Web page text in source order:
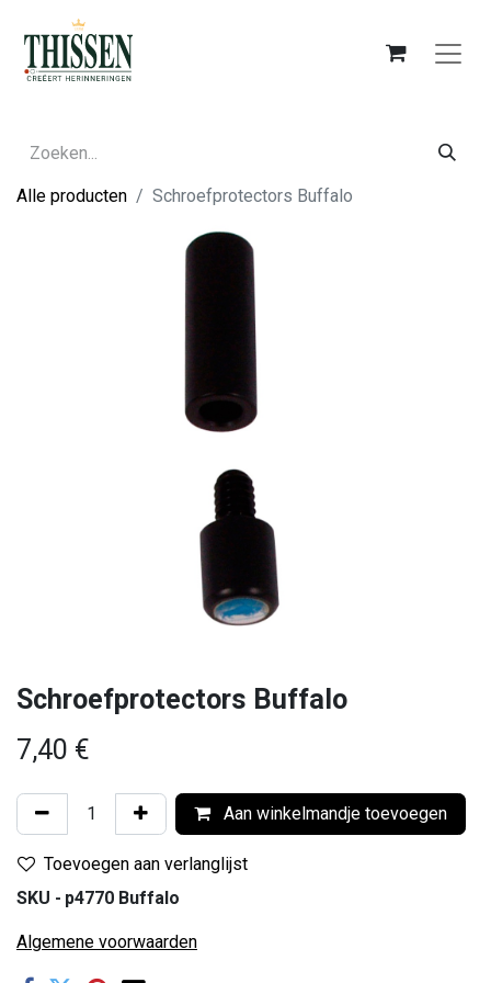
Alle producten Schroefprotectors Buffalo
Schroefprotectors Buffalo
7,40 €
Aan winkelmandje toevoegen
Toevoegen aan verlanglijst
SKU - p4770 Buffalo
Algemene voorwaarden